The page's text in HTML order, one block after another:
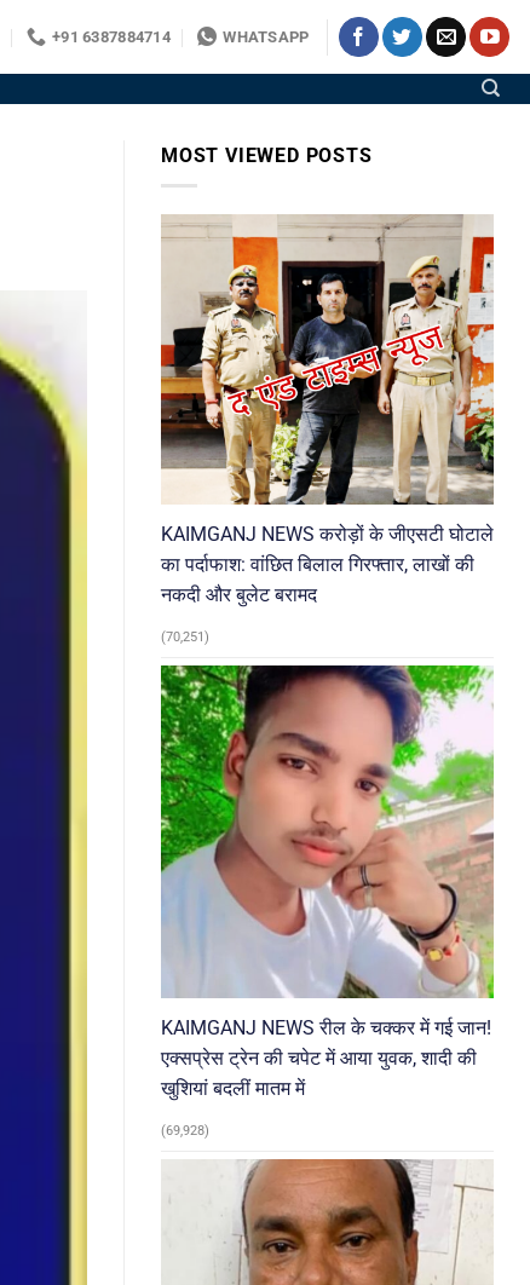
+91 6387884714 WHATSAPP
MOST VIEWED POSTS
KAIMGANJ NEWS करोड़ों के जीएसटी घोटाले
का पर्दाफाश: वांछित बिलाल गिरफ्तार, लाखों की
नकदी और बुलेट बरामद
(70,251)
KAIMGANJ NEWS रील के चक्कर में गई जान!
एक्सप्रेस ट्रेन की चपेट में आया युवक, शादी की
खुशियां बदलीं मातम में
(69,928)